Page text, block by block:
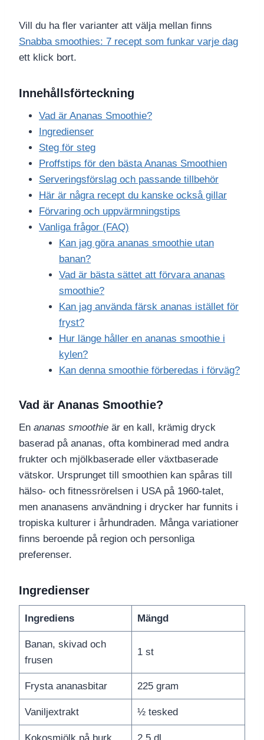
Vill du ha fler varianter att välja mellan finns
Snabba smoothies: 7 recept som funkar varje dag
ett klick bort.
Innehållsförteckning
Vad är Ananas Smoothie?
Ingredienser
Steg för steg
Proffstips för den bästa Ananas Smoothien
Serveringsförslag och passande tillbehör
Här är några recept du kanske också gillar
Förvaring och uppvärmningstips
Vanliga frågor (FAQ)
Kan jag göra ananas smoothie utan
banan?
Vad är bästa sättet att förvara ananas
smoothie?
Kan jag använda färsk ananas istället för
fryst?
Hur länge håller en ananas smoothie i
kylen?
Kan denna smoothie förberedas i förväg?
Vad är Ananas Smoothie?
En ananas smoothie är en kall, krämig dryck
baserad på ananas, ofta kombinerad med andra
frukter och mjölkbaserade eller växtbaserade
vätskor. Ursprunget till smoothien kan spåras till
hälso- och fitnessrörelsen i USA på 1960-talet,
men ananasens användning i drycker har funnits i
tropiska kulturer i århundraden. Många variationer
finns beroende på region och personliga
preferenser.
Ingredienser
Ingrediens Mängd
Banan, skivad och
frusen
1 st
Frysta ananasbitar 225 gram
Vaniljextrakt ½ tesked